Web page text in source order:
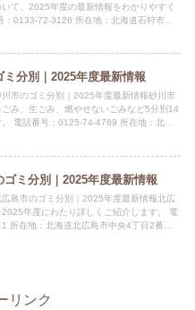
て、2025年度の最新情報をわかりやすく
：0133-72-3126 所在地：北海道石狩市花
分別｜2025年度最新情報
市のゴミ分別｜2025年度最新情報砂川市
み、生ごみ、燃やせないごみなど5分別14
電話番号：0125-74-4769 所在地：北海
ミ分別｜2025年度最新情報
島市のゴミ分別｜2025年度最新情報北広
年度にわたり詳しくご紹介します。 電
所在地：北海道北広島市中央4丁目2番地1
リンク